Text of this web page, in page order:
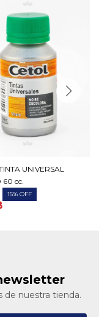
UNIVERSAL
60 cc.
15
de nuestra tienda.